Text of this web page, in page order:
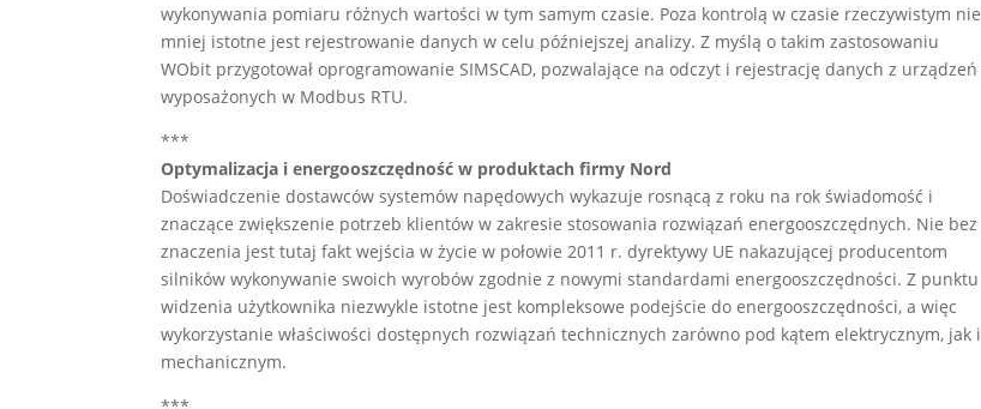
wykonywania pomiaru różnych wartości w tym samym czasie. Poza kontrolą w czasie rzeczywistym nie
mniej istotne jest rejestrowanie danych w celu późniejszej analizy. Z myślą o takim zastosowaniu
WObit przygotował oprogramowanie SIMSCAD, pozwalające na odczyt i rejestrację danych z urządzeń
wyposażonych w Modbus RTU.
***
Optymalizacja i energooszczędność w produktach firmy Nord
Doświadczenie dostawców systemów napędowych wykazuje rosnącą z roku na rok świadomość i
znaczące zwiększenie potrzeb klientów w zakresie stosowania rozwiązań energooszczędnych. Nie bez
znaczenia jest tutaj fakt wejścia w życie w połowie 2011 r. dyrektywy UE nakazującej producentom
silników wykonywanie swoich wyrobów zgodnie z nowymi standardami energooszczędności. Z punktu
widzenia użytkownika niezwykle istotne jest kompleksowe podejście do energooszczędności, a więc
wykorzystanie właściwości dostępnych rozwiązań technicznych zarówno pod kątem elektrycznym, jak i
mechanicznym.